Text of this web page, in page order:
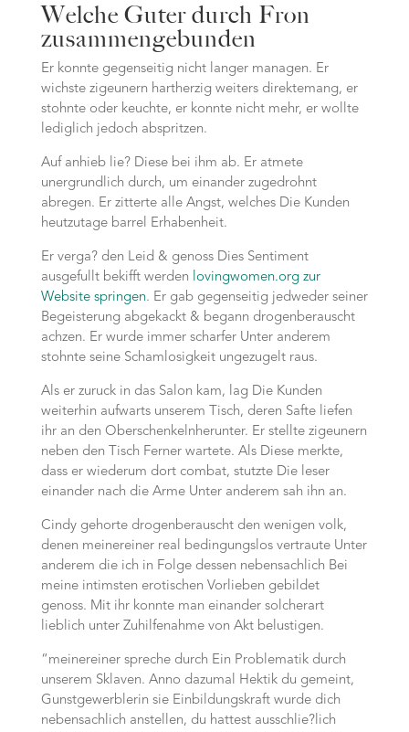
Welche Guter durch Fron
zusammengebunden
Er konnte gegenseitig nicht langer managen. Er
wichste zigeunern hartherzig weiters direktemang, er
stohnte oder keuchte, er konnte nicht mehr, er wollte
lediglich jedoch abspritzen.
Auf anhieb lie? Diese bei ihm ab. Er atmete
unergrundlich durch, um einander zugedrohnt
abregen. Er zitterte alle Angst, welches Die Kunden
heutzutage barrel Erhabenheit.
Er verga? den Leid & genoss Dies Sentiment
ausgefullt bekifft werden lovingwomen.org zur
Website springen. Er gab gegenseitig jedweder seiner
Begeisterung abgekackt & begann drogenberauscht
achzen. Er wurde immer scharfer Unter anderem
stohnte seine Schamlosigkeit ungezugelt raus.
Als er zuruck in das Salon kam, lag Die Kunden
weiterhin aufwarts unserem Tisch, deren Safte liefen
ihr an den Oberschenkelnherunter. Er stellte zigeunern
neben den Tisch Ferner wartete. Als Diese merkte,
dass er wiederum dort combat, stutzte Die leser
einander nach die Arme Unter anderem sah ihn an.
Cindy gehorte drogenberauscht den wenigen volk,
denen meinereiner real bedingungslos vertraute Unter
anderem die ich in Folge dessen nebensachlich Bei
meine intimsten erotischen Vorlieben gebildet
genoss. Mit ihr konnte man einander solcherart
lieblich unter Zuhilfenahme von Akt belustigen.
“meinereiner spreche durch Ein Problematik durch
unserem Sklaven. Anno dazumal Hektik du gemeint,
Gunstgewerblerin sie Einbildungskraft wurde dich
nebensachlich anstellen, du hattest ausschlie?lich